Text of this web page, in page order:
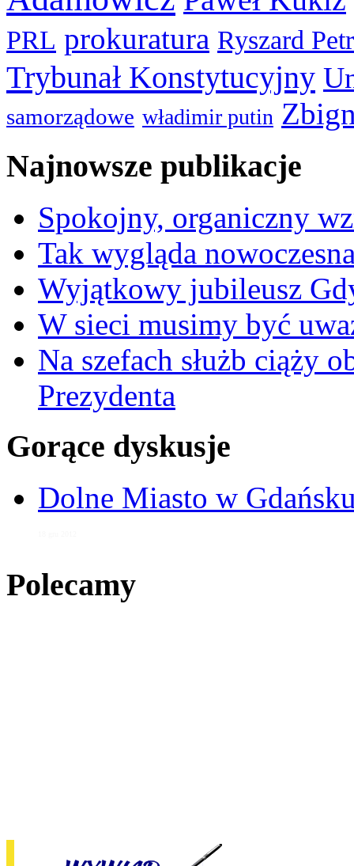
PRL prokuratura Ryszard
Trybunał Konstytucyjny
samorządowe władimir putin
Najnowsze publikacje
Spokojny, organiczny
Tak wygląda
Wyjątkowy jubileusz
W sieci musimy być
Na szefach służb ciąży
Prezydenta
Gorące dyskusje
Dolne Miasto w
Polecamy